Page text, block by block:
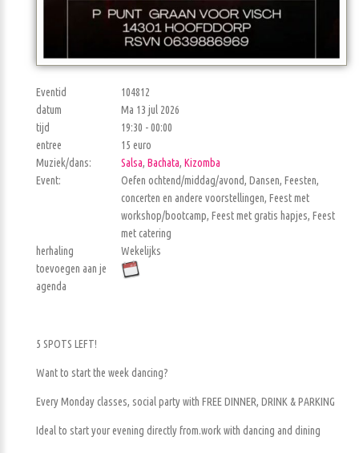
Eventid
104812
datum
Ma 13 jul 2026
tijd
19:30 - 00:00
entree
15 euro
Muziek/dans:
Salsa, Bachata, Kizomba
Event:
Oefen ochtend/middag/avond, Dansen, Feesten,
concerten en andere voorstellingen, Feest met
workshop/bootcamp, Feest met gratis hapjes, Feest
met catering
herhaling
Wekelijks
toevoegen aan je
agenda
5 SPOTS LEFT!
Want to start the week dancing?
Every Monday classes, social party with FREE DINNER, DRINK & PARKING
Ideal to start your evening directly from.work with dancing and dining